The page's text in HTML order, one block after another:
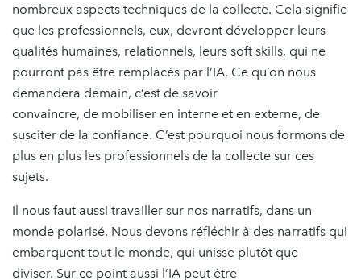
nombreux aspects techniques de la collecte. Cela signifie
que les professionnels, eux, devront développer leurs
qualités humaines, relationnels, leurs soft skills, qui ne
pourront pas être remplacés par l’IA. Ce qu’on nous
demandera demain, c’est de savoir
convaincre, de mobiliser en interne et en externe, de
susciter de la confiance. C’est pourquoi nous formons de
plus en plus les professionnels de la collecte sur ces
sujets.
Il nous faut aussi travailler sur nos narratifs, dans un
monde polarisé. Nous devons réfléchir à des narratifs qui
embarquent tout le monde, qui unisse plutôt que
diviser. Sur ce point aussi l’IA peut être